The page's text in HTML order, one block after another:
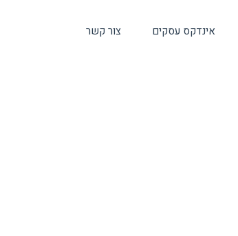
אינדקס עסקים צור קשר